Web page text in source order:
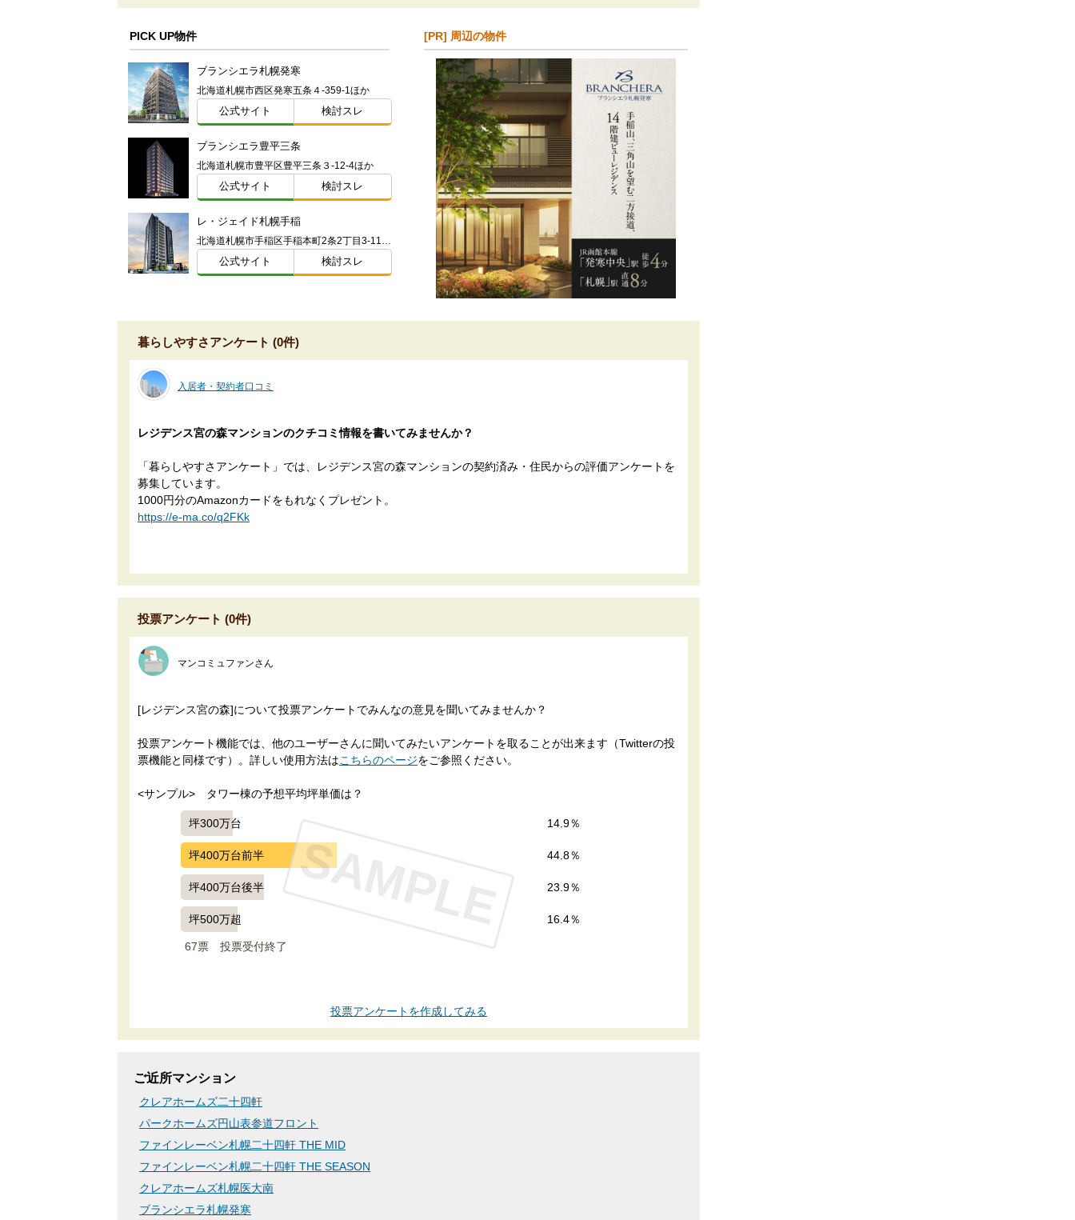
PICK UP物件
ブランシエラ札幌発寒
北海道札幌市西区発寒五条４-359-1ほか
公式サイト 検討スレ
ブランシエラ豊平三条
北海道札幌市豊平区豊平三条３-12-4ほか
公式サイト 検討スレ
レ・ジェイド札幌手稲
公式サイト 検討スレ
[PR] 周辺の物件
暮らしやすさアンケート (0件)
入居者・契約者口コミ
レジデンス宮の森マンションのクチコミ情報を書いてみませんか？
「暮らしやすさアンケート」では、レジデンス宮の森マンションの契約済み・住民からの評価アンケートを
募集しています。
1000円分のAmazonカードをもれなくプレゼント。
https://e-ma.co/q2FKk
投票アンケート (0件)
マンコミュファンさん
[レジデンス宮の森]について投票アンケートでみんなの意見を聞いてみませんか？
投票アンケート機能では、他のユーザーさんに聞いてみたいアンケートを取ることが出来ます（Twitterの投
票機能と同様です）。詳しい使用方法は こちらのページをご参照ください。
<サンプル>　タワー棟の予想平均坪単価は？
坪300万台 14.9％
坪400万台前半 44.8％
坪400万台後半 23.9％
坪500万超 16.4％
67票 投票受付終了
SAMPLE
投票アンケートを作成してみる
ご近所マンション
クレアホームズ二十四軒
パークホームズ円山表参道フロント
ファインレーベン札幌二十四軒 THE MID
ファインレーベン札幌二十四軒 THE SEASON
クレアホームズ札幌医大南
ブランシエラ札幌発寒